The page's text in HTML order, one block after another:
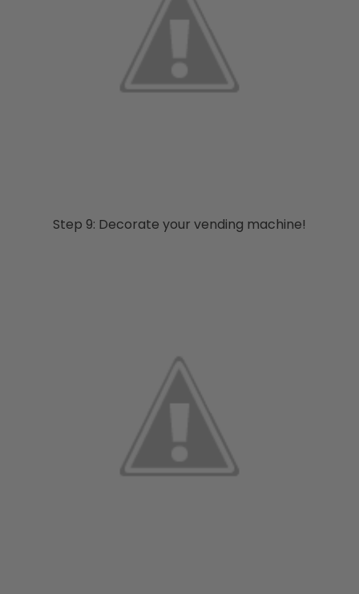
Step 9: Decorate your vending machine!